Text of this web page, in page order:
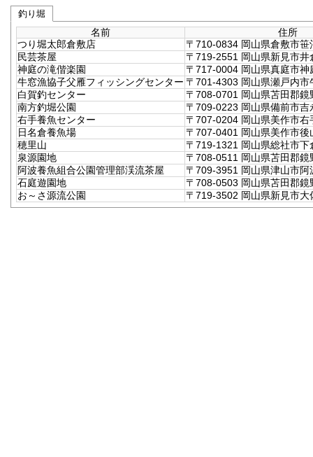
釣り堀
名前
住所
つり堀太郎倉敷店
〒710-0834 岡山県倉敷市笹
民芸茶屋
〒719-2551 岡山県新見市井
神庭の滝偕楽園
〒717-0004 岡山県真庭市神
牛窓漁協子父雁フィッシングセンター 〒701-4303 岡山県瀬戸内
白賀釣センター
〒708-0701 岡山県苫田郡鏡
南方釣堀公園
〒709-0223 岡山県備前市吉
右手養魚センター
〒707-0204 岡山県美作市右
日名倉養魚場
〒707-0401 岡山県美作市後
穂里山
〒719-1321 岡山県総社市下
泉源園地
〒708-0511 岡山県苫田郡
阿波養魚組合公園管理部渓流茶屋
〒709-3951 岡山県津山市阿
石庭遊園地
〒708-0503 岡山県苫田郡鏡
お～さ源流公園
〒719-3502 岡山県新見市